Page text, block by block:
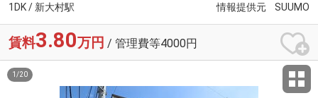
1DK / 新大村駅 情報提供元 SUUMO
賃料3.80万円 / 管理費等4000円
1 /20